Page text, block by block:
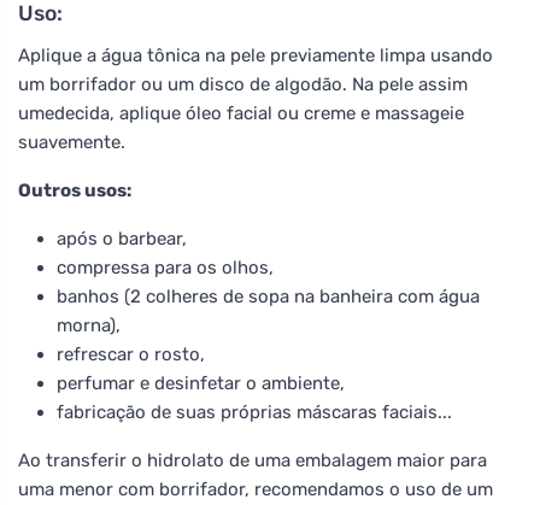
Uso:
Aplique a água tônica na pele previamente limpa usando
um borrifador ou um disco de algodão. Na pele assim
umedecida, aplique óleo facial ou creme e massageie
suavemente.
Outros usos:
após o barbear,
compressa para os olhos,
banhos (2 colheres de sopa na banheira com água
morna),
refrescar o rosto,
perfumar e desinfetar o ambiente,
fabricação de suas próprias máscaras faciais...
Ao transferir o hidrolato de uma embalagem maior para
uma menor com borrifador, recomendamos o uso de um